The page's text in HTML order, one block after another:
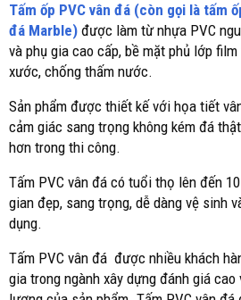
Tấm ốp PVC vân đá (còn gọi là tấm
đá Marble) được làm từ nhựa PVC
và phụ gia cao cấp, bề mặt phủ lớp
xước, chống thấm nước.
Sản phẩm được thiết kế với họa tiết
cảm giác sang trọng không kém đá
hơn trong thi công.
Tấm PVC vân đá có tuổi thọ lên đến
gian đẹp, sang trọng, dễ dàng vệ sinh
dụng.
Tấm PVC vân đá được nhiều khách
gia trong ngành xây dựng đánh giá